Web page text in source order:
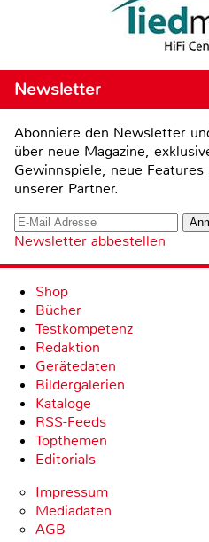
Newsletter
Abonniere den Newsletter
über neue Magazine,
Gewinnspiele, neue
unserer Partner.
Newsletter abbestellen
Shop
Bücher
Testkompetenz
Redaktion
Gerätedaten
Bildergalerien
Kataloge
RSS-Feeds
Topthemen
Editorials
Impressum
Mediadaten
AGB